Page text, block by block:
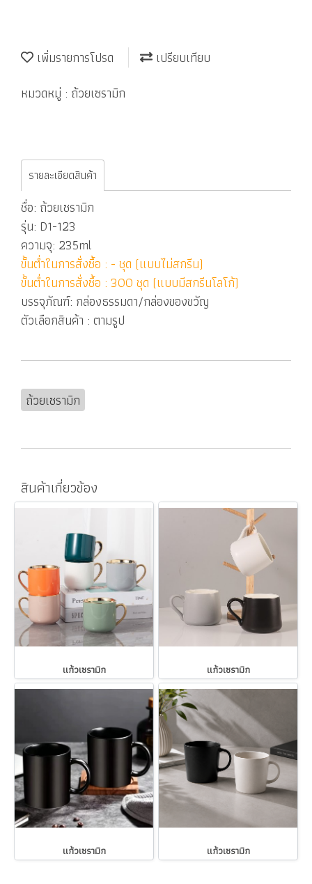
เพิ่มรายการโปรด
เปรียบเทียบ
หมวดหมู่ : ถ้วยเซรามิก
รายละเอียดสินค้า
ชื่อ: ถ้วยเซรามิก
รุ่น: D1-123
ความจุ: 235ml
ขั้นต่ำในการสั่งซื้อ : - ชุด (แบบไม่สกรีน)
ขั้นต่ำในการสั่งซื้อ : 300 ชุด (แบบมีสกรีนโลโก้)
บรรจุภัณฑ์: กล่องธรรมดา/กล่องของขวัญ
ตัวเลือกสินค้า : ตามรูป
ถ้วยเซรามิก
สินค้าเกี่ยวข้อง
แก้วเซรามิก แก้วเซรามิก
แก้วเซรามิก แก้วเซรามิก